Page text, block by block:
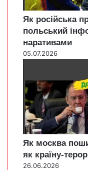
Як російська
польський
наративами
05.07.2026
Як москва
як країну-
26.06.2026